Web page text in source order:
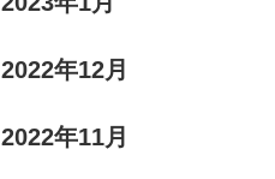
2022年12月
2022年11月